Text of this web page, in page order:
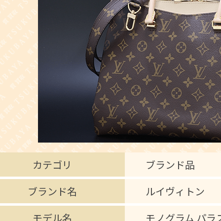
カテゴリ
ブランド品
ブランド名
ルイヴィトン
モデル名
モノグラム パラ